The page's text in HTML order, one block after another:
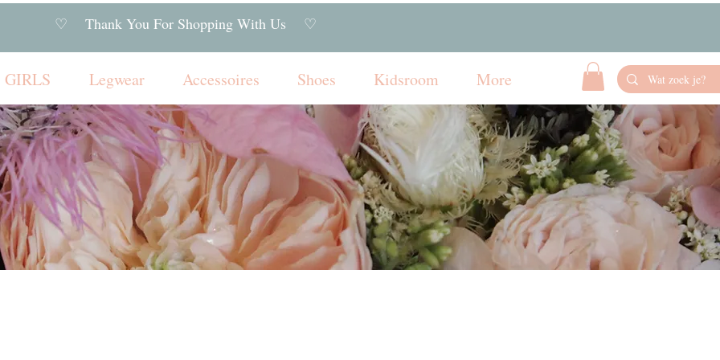
♡ Thank You For Shopping With Us ♡
GIRLS Legwear Accessoires Shoes Kidsroom More